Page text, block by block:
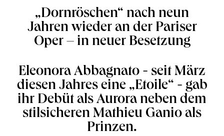
„Dornröschen“ nach neun
Jahren wieder an der Pariser
Oper – in neuer Besetzung
Eleonora Abbagnato - seit März
diesen Jahres eine „Etoile“ - gab
ihr Debüt als Aurora neben dem
stilsicheren Mathieu Ganio als
Prinzen.